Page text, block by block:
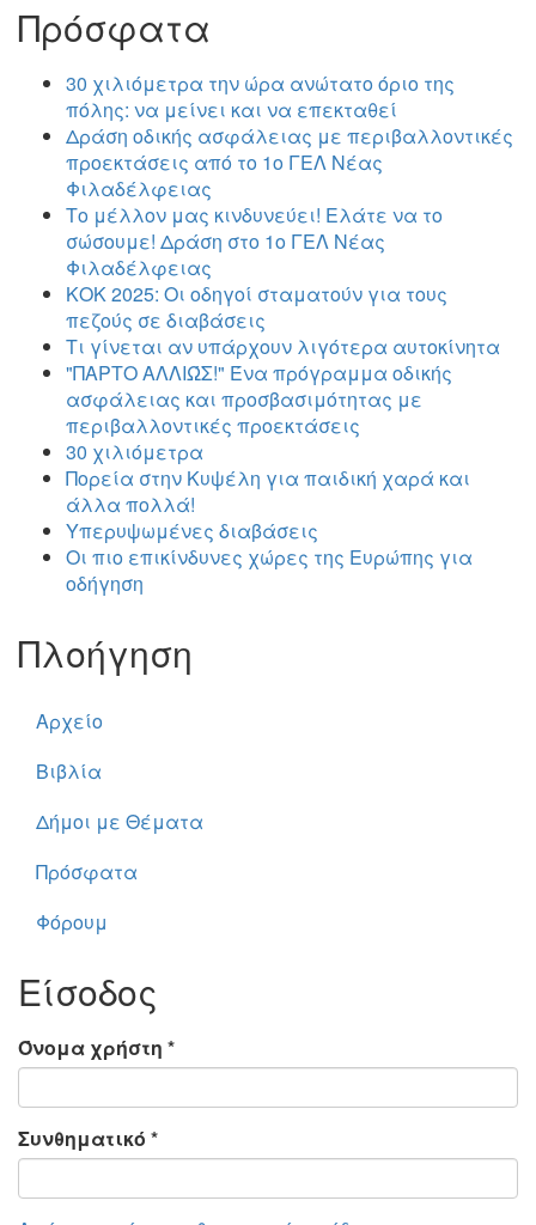
Πρόσφατα
30 χιλιόμετρα την ώρα ανώτατο όριο της
πόλης: να μείνει και να επεκταθεί
Δράση οδικής ασφάλειας με περιβαλλοντικές
προεκτάσεις από το 1ο ΓΕΛ Νέας
Φιλαδέλφειας
Το μέλλον μας κινδυνεύει! Ελάτε να το
σώσουμε! Δράση στο 1ο ΓΕΛ Νέας
Φιλαδέλφειας
ΚΟΚ 2025: Οι οδηγοί σταματούν για τους
πεζούς σε διαβάσεις
Τι γίνεται αν υπάρχουν λιγότερα αυτοκίνητα
"ΠΑΡΤΟ ΑΛΛΙΏΣ!" Ένα πρόγραμμα οδικής
ασφάλειας και προσβασιμότητας με
περιβαλλοντικές προεκτάσεις
30 χιλιόμετρα
Πορεία στην Κυψέλη για παιδική χαρά και
άλλα πολλά!
Υπερυψωμένες διαβάσεις
Οι πιο επικίνδυνες χώρες της Ευρώπης για
οδήγηση
Πλοήγηση
Αρχείο
Βιβλία
Δήμοι με Θέματα
Πρόσφατα
Φόρουμ
Είσοδος
Όνομα χρήστη *
Συνθηματικό *